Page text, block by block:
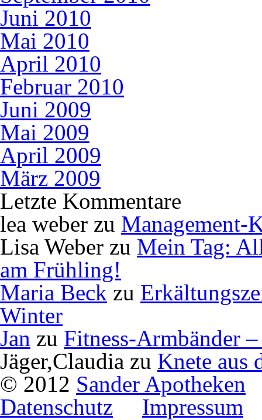
Juni 2010
Mai 2010
April 2010
Februar 2010
Juni 2009
Mai 2009
April 2009
März 2009
Letzte Kommentare
lea weber zu Management-
Lisa Weber zu Mein Tag:
am Frühling!
Maria Beck zu
Winter
Jan zu Fitness-Armbänder
Jäger,Claudia zu Knete aus
© 2012 Sander Apotheken
Datenschutz
Impressum